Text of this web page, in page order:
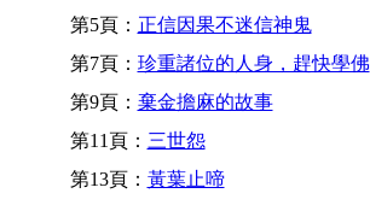
第5頁： 正信因果不迷信神鬼
第7頁： 珍重諸位的人身，趕快學佛
第9頁： 棄金擔麻的故事
第11頁： 三世怨
第13頁： 黃葉止啼